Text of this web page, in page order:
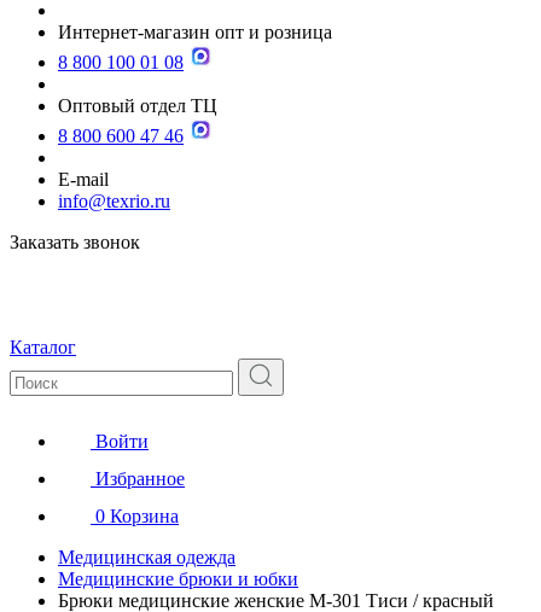
Интернет-магазин опт и розница
8 800 100 01 08
Оптовый отдел ТЦ
8 800 600 47 46
E-mail
info@texrio.ru
Заказать звонок
Каталог
Войти
Избранное
0 Корзина
Медицинская одежда
Медицинские брюки и юбки
Брюки медицинские женские М-301 Тиси / красный